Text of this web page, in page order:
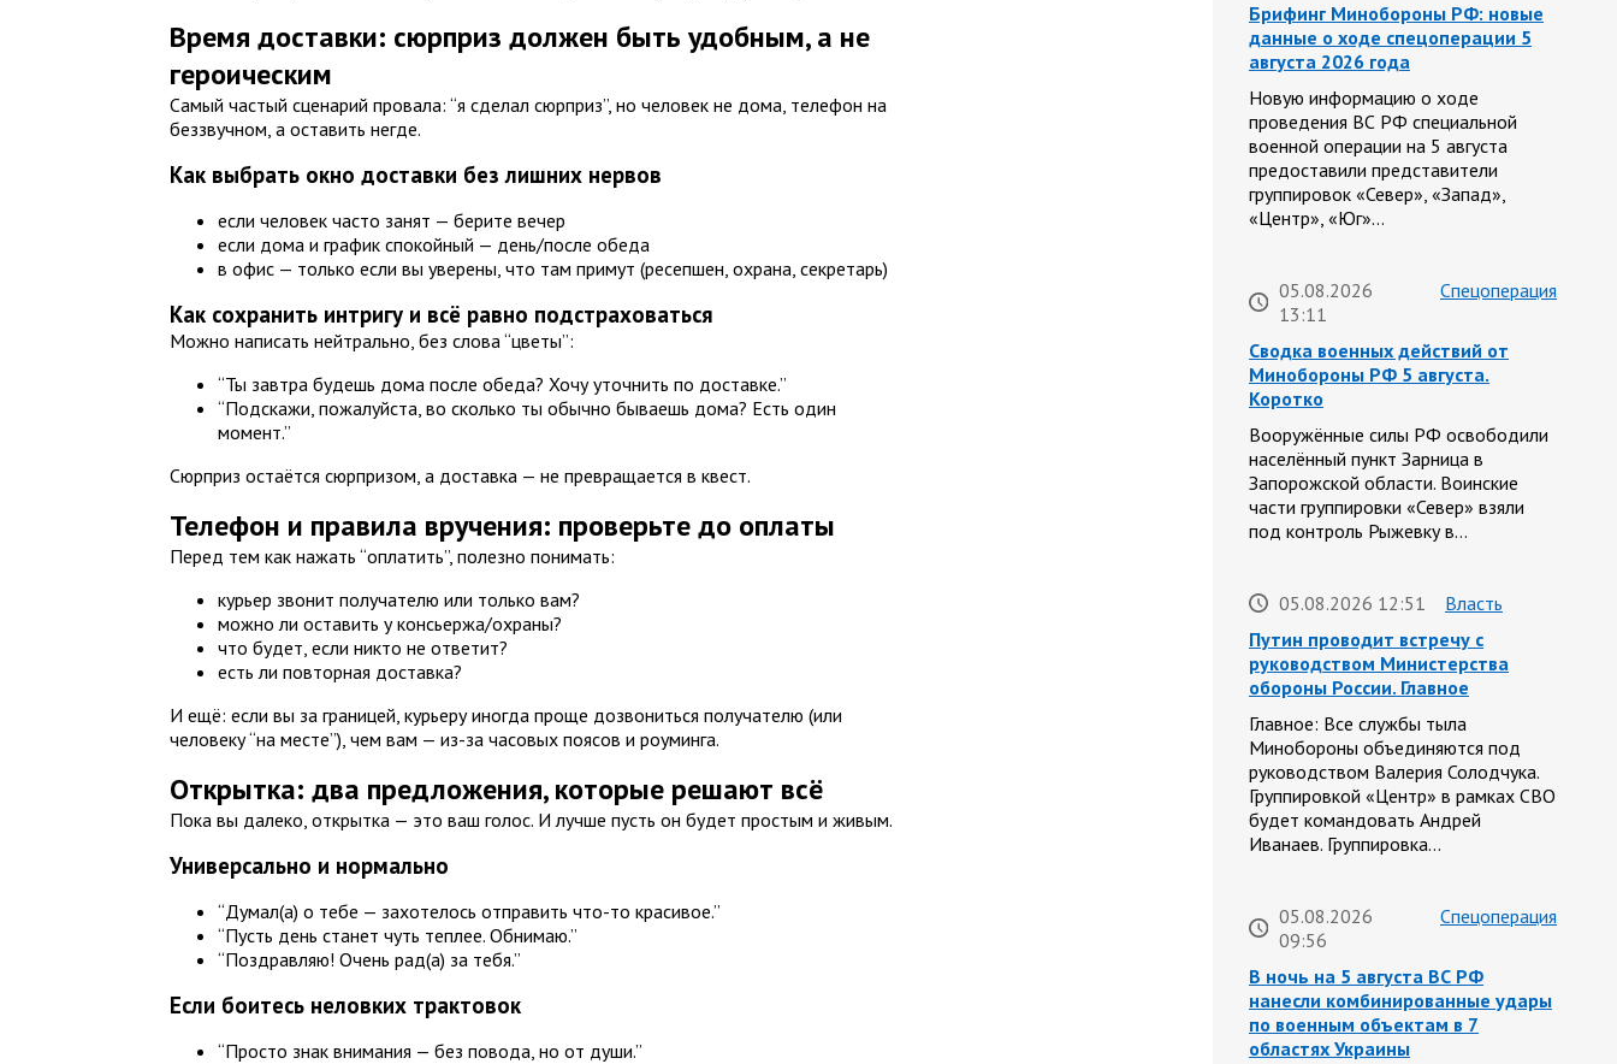
Время доставки: сюрприз должен быть удобным, а не
героическим
Самый частый сценарий провала: “я сделал сюрприз”, но человек не дома, телефон на
беззвучном, а оставить негде.
Как выбрать окно доставки без лишних нервов
если человек часто занят — берите вечер
если дома и график спокойный — день/после обеда
в офис — только если вы уверены, что там примут (ресепшен, охрана, секретарь)
Как сохранить интригу и всё равно подстраховаться
Можно написать нейтрально, без слова “цветы”:
“Ты завтра будешь дома после обеда? Хочу уточнить по доставке.”
“Подскажи, пожалуйста, во сколько ты обычно бываешь дома? Есть один
момент.”
Сюрприз остаётся сюрпризом, а доставка — не превращается в квест.
Телефон и правила вручения: проверьте до оплаты
Перед тем как нажать “оплатить”, полезно понимать:
курьер звонит получателю или только вам?
можно ли оставить у консьержа/охраны?
что будет, если никто не ответит?
есть ли повторная доставка?
И ещё: если вы за границей, курьеру иногда проще дозвониться получателю (или
человеку “на месте”), чем вам — из-за часовых поясов и роуминга.
Открытка: два предложения, которые решают всё
Пока вы далеко, открытка — это ваш голос. И лучше пусть он будет простым и живым.
Универсально и нормально
“Думал(а) о тебе — захотелось отправить что-то красивое.”
“Пусть день станет чуть теплее. Обнимаю.”
“Поздравляю! Очень рад(а) за тебя.”
Если боитесь неловких трактовок
“Просто знак внимания — без повода, но от души.”
Брифинг Минобороны РФ: новые
данные о ходе спецоперации 5
августа 2026 года
Новую информацию о ходе
проведения ВС РФ специальной
военной операции на 5 августа
предоставили представители
группировок «Север», «Запад»,
«Центр», «Юг»…
05.08.2026
13:11
Спецоперация
Сводка военных действий от
Минобороны РФ 5 августа.
Коротко
Вооружённые силы РФ освободили
населённый пункт Зарница в
Запорожской области. Воинские
части группировки «Север» взяли
под контроль Рыжевку в…
05.08.2026 12:51
Власть
Путин проводит встречу с
руководством Министерства
обороны России. Главное
Главное: Все службы тыла
Минобороны объединяются под
руководством Валерия Солодчука.
Группировкой «Центр» в рамках СВО
будет командовать Андрей
Иванаев. Группировка…
05.08.2026
09:56
Спецоперация
В ночь на 5 августа ВС РФ
нанесли комбинированные удары
по военным объектам в 7
областях Украины